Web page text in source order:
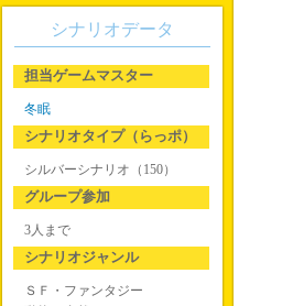
シナリオデータ
担当ゲームマスター
冬眠
シナリオタイプ（らっポ）
シルバーシナリオ（150）
グループ参加
3人まで
シナリオジャンル
ＳＦ・ファンタジー